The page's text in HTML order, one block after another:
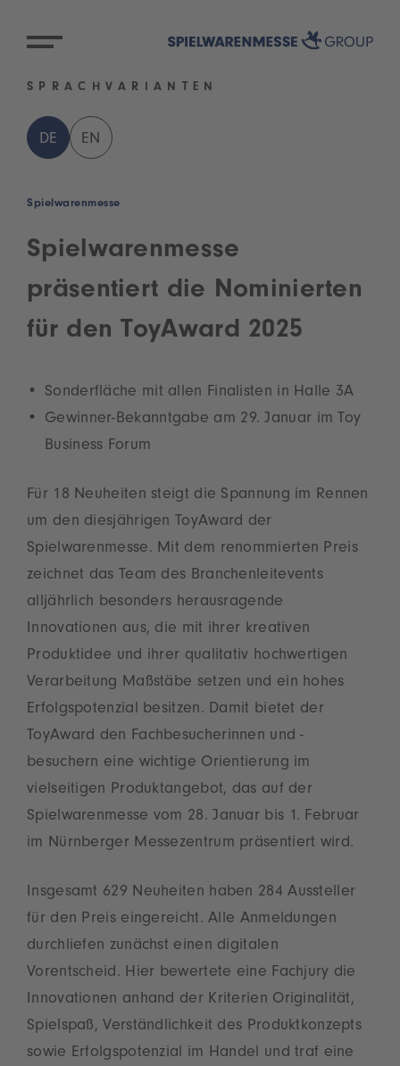
SPRACHVARIANTEN
DE EN
Spielwarenmesse
Spielwarenmesse
präsentiert die Nominierten
für den ToyAward 2025
Sonderfläche mit allen Finalisten in Halle 3A
Gewinner-Bekanntgabe am 29. Januar im Toy
Business Forum
Für 18 Neuheiten steigt die Spannung im Rennen
um den diesjährigen ToyAward der
Spielwarenmesse. Mit dem renommierten Preis
zeichnet das Team des Branchenleitevents
alljährlich besonders herausragende
Innovationen aus, die mit ihrer kreativen
Produktidee und ihrer qualitativ hochwertigen
Verarbeitung Maßstäbe setzen und ein hohes
Erfolgspotenzial besitzen. Damit bietet der
ToyAward den Fachbesucherinnen und -
besuchern eine wichtige Orientierung im
vielseitigen Produktangebot, das auf der
Spielwarenmesse vom 28. Januar bis 1. Februar
im Nürnberger Messezentrum präsentiert wird.
Insgesamt 629 Neuheiten haben 284 Aussteller
für den Preis eingereicht. Alle Anmeldungen
durchliefen zunächst einen digitalen
Vorentscheid. Hier bewertete eine Fachjury die
Innovationen anhand der Kriterien Originalität,
Spielspaß, Verständlichkeit des Produktkonzepts
sowie Erfolgspotenzial im Handel und traf eine